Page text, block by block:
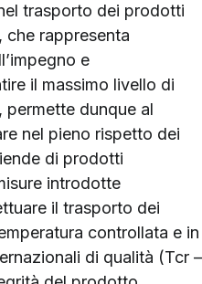
trasporto dei prodotti
che rappresenta
e
il massimo livello di
dunque al
nel pieno rispetto dei
di prodotti
introdotte
il trasporto dei
controllata e in
di qualità (Tcr –